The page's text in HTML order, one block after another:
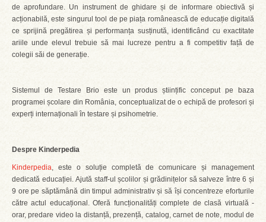
de aprofundare. Un instrument de ghidare și de informare obiectivă și
acționabilă, este singurul tool de pe piața românească de educație digitală
ce sprijină pregătirea și performanța susținută, identificând cu exactitate
ariile unde elevul trebuie să mai lucreze pentru a fi competitiv față de
colegii săi de generație.
Sistemul de Testare Brio este un produs științific conceput pe baza
programei școlare din România, conceptualizat de o echipă de profesori și
experți internaționali în testare și psihometrie.
Despre Kinderpedia
Kinderpedia, este o soluție completă de comunicare și management
dedicată educației. Ajută staff-ul școlilor și grădinițelor să salveze între 6 și
9 ore pe săptămână din timpul administrativ și să își concentreze eforturile
către actul educațional. Oferă funcționalități complete de clasă virtuală -
orar, predare video la distanță, prezență, catalog, carnet de note, modul de